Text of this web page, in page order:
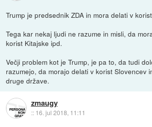
Trump je predsednik ZDA in mora delati v
Tega kar nekaj ljudi ne razume in misli, da
korist Kitajske ipd.
Večji problem kot je Trump, je pa to, da tudi
razumejo, da morajo delati v korist Slovencev
druge države.
zmaugy
:: 16. jul 2018, 11:11